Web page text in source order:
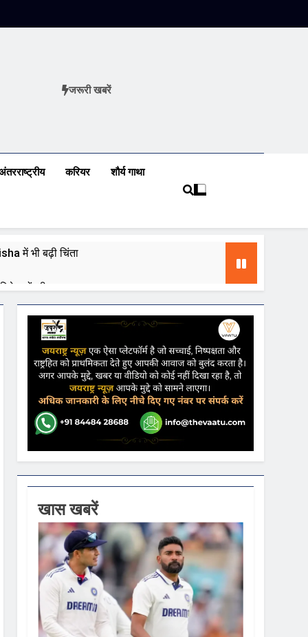
जरूरी खबरें
करियर शौर्य गाथा
में भी बढ़ी चिंता
की नजर
खास खबरें